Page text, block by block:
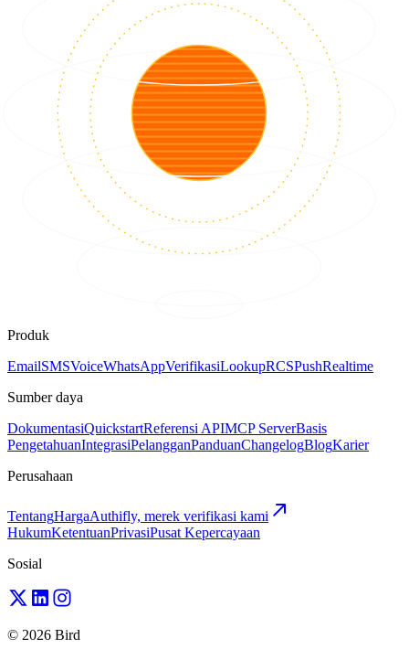
Produk
EmailSMSVoiceWhatsAppVerifikasiLookupRCSPushRealtime
Sumber daya
DokumentasiQuickstartReferensi APIMCP ServerBasis
PengetahuanIntegrasiPelangganPanduanChangelogBlogKarier
Perusahaan
TentangHargaAuthifly, merek verifikasi kami
HukumKetentuanPrivasiPusat Kepercayaan
Sosial
© 2026 Bird